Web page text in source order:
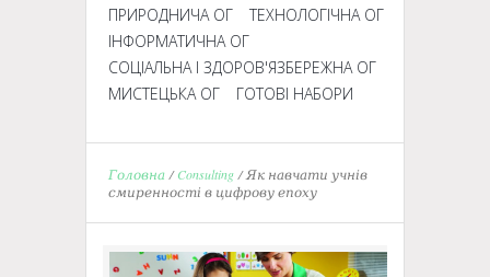
ПРИРОДНИЧА ОГ
ТЕХНОЛОГІЧНА ОГ
ІНФОРМАТИЧНА ОГ
СОЦІАЛЬНА І ЗДОРОВ'ЯЗБЕРЕЖНА ОГ
МИСТЕЦЬКА ОГ
ГОТОВІ НАБОРИ
Головна /Consulting / Як навчати учнів
смиренності в цифрову епоху